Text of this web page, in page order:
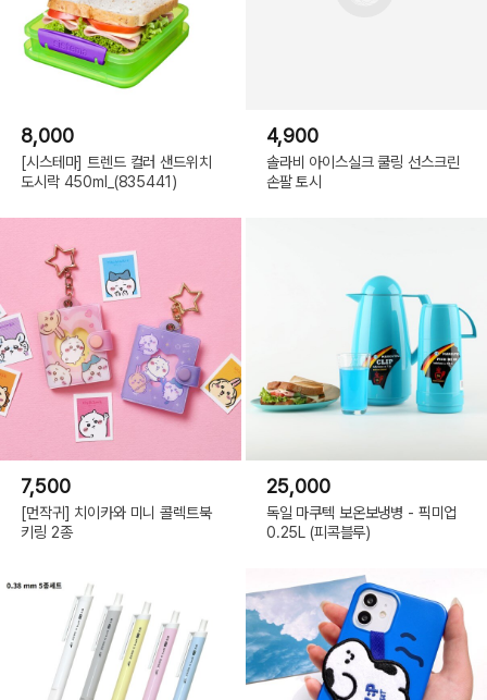
8,000
[시스테마] 트렌드 컬러 샌드위치
도시락 450ml_(835441)
4,900
솔라비 아이스실크 쿨링 선스크린
손팔 토시
7,500
[먼작귀] 치이카와 미니 콜렉트북
키링 2종
25,000
독일 마쿠텍 보온보냉병 - 픽미업
0.25L (피콕블루)